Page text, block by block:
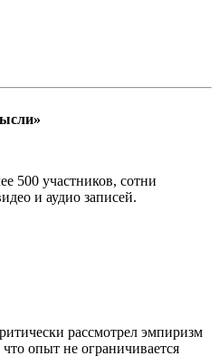
500 участников, сотни
и аудио записей.
рассмотрел эмпиризм
опыт не ограничивается